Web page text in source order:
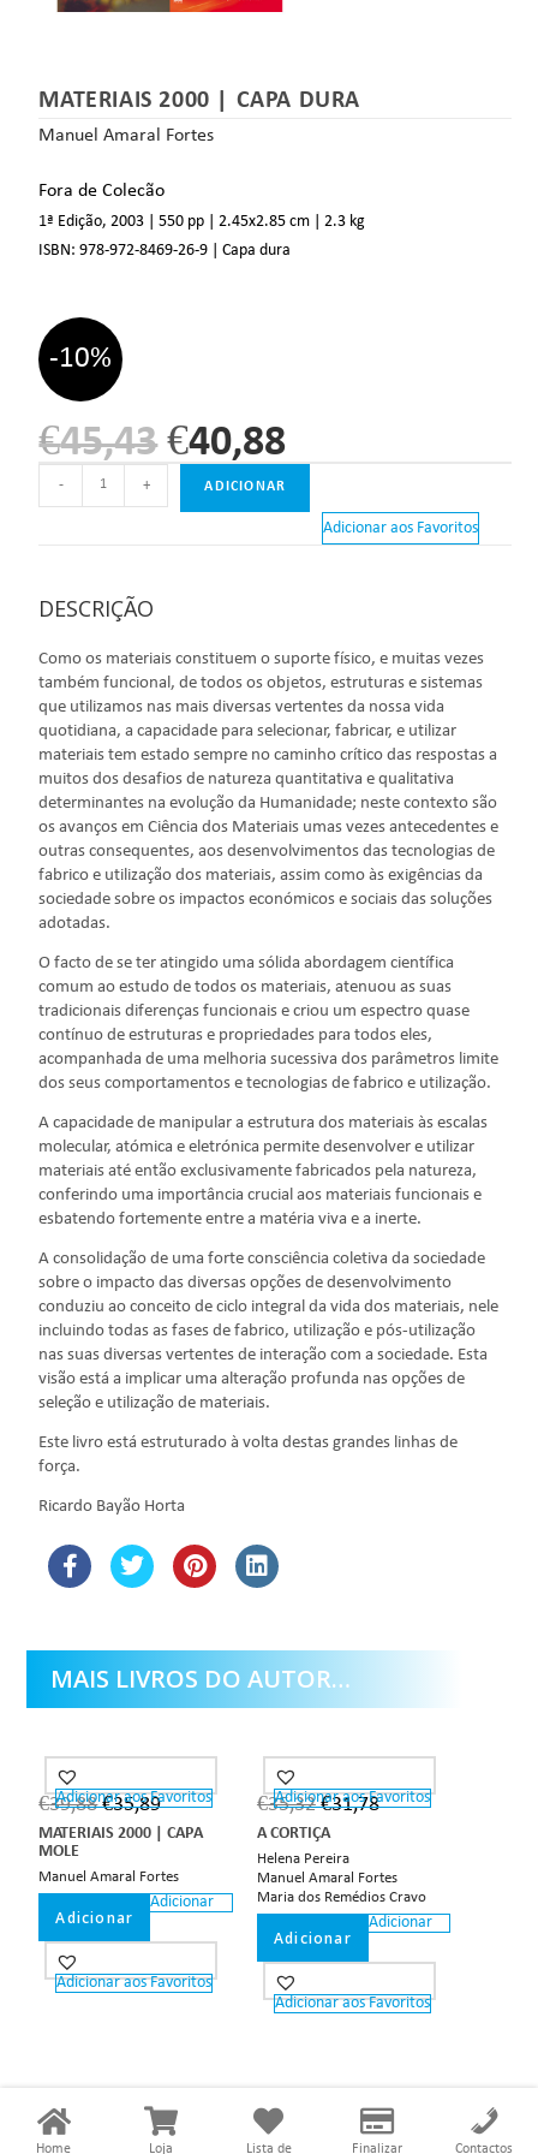
MATERIAIS 2000 | CAPA DURA
Manuel Amaral Fortes
Fora de Colecão
1ª Edição, 2003 | 550 pp | 2.45x2.85 cm | 2.3 kg
ISBN:978-972-8469-26-9 | Capa dura
-10%
€45,43 €40,88
- + ADICIONAR
Adicionar aos Favoritos
DESCRIÇÃO
Como os materiais constituem o suporte físico, e muitas vezes
também funcional, de todos os objetos, estruturas e sistemas
que utilizamos nas mais diversas vertentes da nossa vida
quotidiana, a capacidade para selecionar, fabricar, e utilizar
materiais tem estado sempre no caminho crítico das respostas a
muitos dos desafios de natureza quantitativa e qualitativa
determinantes na evolução da Humanidade; neste contexto são
os avanços em Ciência dos Materiais umas vezes antecedentes e
outras consequentes, aos desenvolvimentos das tecnologias de
fabrico e utilização dos materiais, assim como às exigências da
sociedade sobre os impactos económicos e sociais das soluções
adotadas.
O facto de se ter atingido uma sólida abordagem científica
comum ao estudo de todos os materiais, atenuou as suas
tradicionais diferenças funcionais e criou um espectro quase
contínuo de estruturas e propriedades para todos eles,
acompanhada de uma melhoria sucessiva dos parâmetros limite
dos seus comportamentos e tecnologias de fabrico e utilização.
A capacidade de manipular a estrutura dos materiais às escalas
molecular, atómica e eletrónica permite desenvolver e utilizar
materiais até então exclusivamente fabricados pela natureza,
conferindo uma importância crucial aos materiais funcionais e
esbatendo fortemente entre a matéria viva e a inerte.
A consolidação de uma forte consciência coletiva da sociedade
sobre o impacto das diversas opções de desenvolvimento
conduziu ao conceito de ciclo integral da vida dos materiais, nele
incluindo todas as fases de fabrico, utilização e pós-utilização
nas suas diversas vertentes de interação com a sociedade. Esta
visão está a implicar uma alteração profunda nas opções de
seleção e utilização de materiais.
Este livro está estruturado à volta destas grandes linhas de
força.
Ricardo Bayão Horta
MAIS LIVROS DO AUTOR…
Adicionar aos Favoritos
€39,88 €35,89
MATERIAIS 2000 | CAPA
MOLE
Manuel Amaral Fortes
Adicionar
Adicionar
Adicionar aos Favoritos
Adicionar aos Favoritos
€35,32 €31,78
A CORTIÇA
Helena Pereira
Manuel Amaral Fortes
Maria dos Remédios Cravo
Adicionar
Adicionar
Adicionar aos Favoritos
Home Loja Lista de Finalizar Contactos